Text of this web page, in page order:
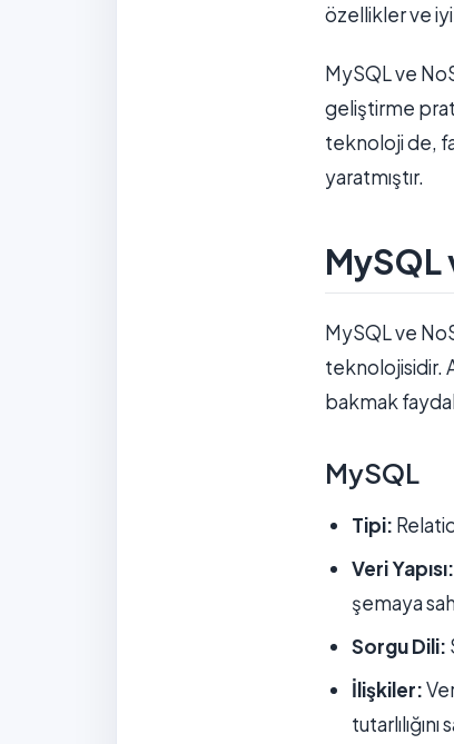
özellikler ve
MySQL ve
geliştirme
teknoloji de,
yaratmıştır.
MySQL
MySQL ve
teknolojisidir.
bakmak
MySQL
Tipi:
Veri Yapısı:
şemaya
Sorgu Dili:
İlişkiler: